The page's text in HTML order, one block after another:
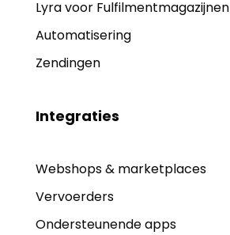
Lyra voor Fulfilmentmagazijnen
Automatisering
Zendingen
Integraties
Webshops & marketplaces
Vervoerders
Ondersteunende apps